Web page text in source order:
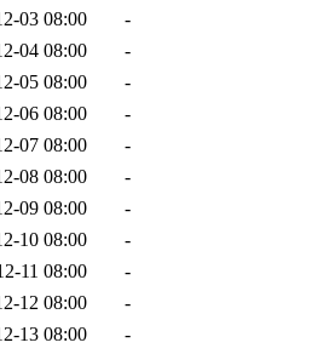
03 08:00
-
04 08:00
-
05 08:00
-
06 08:00
-
07 08:00
-
08 08:00
-
09 08:00
-
10 08:00
-
11 08:00
-
12 08:00
-
13 08:00
-